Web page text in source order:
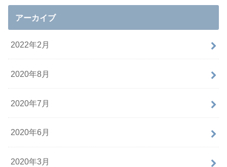
アーカイブ
2022年2月
2020年8月
2020年7月
2020年6月
2020年3月